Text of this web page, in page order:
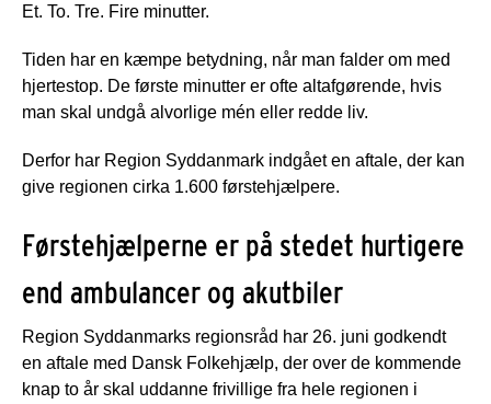
Et. To. Tre. Fire minutter.
Tiden har en kæmpe betydning, når man falder om med
hjertestop. De første minutter er ofte altafgørende, hvis
man skal undgå alvorlige mén eller redde liv.
Derfor har Region Syddanmark indgået en aftale, der kan
give regionen cirka 1.600 førstehjælpere.
Førstehjælperne er på stedet hurtigere
end ambulancer og akutbiler
Region Syddanmarks regionsråd har 26. juni godkendt
en aftale med Dansk Folkehjælp, der over de kommende
knap to år skal uddanne frivillige fra hele regionen i